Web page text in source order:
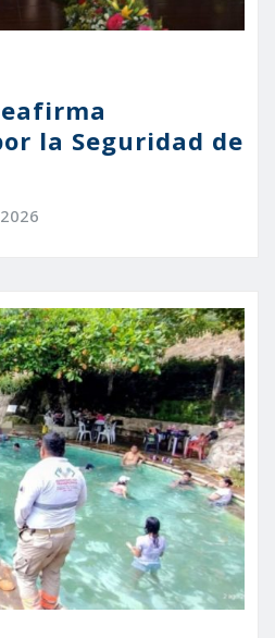
la Seguridad de